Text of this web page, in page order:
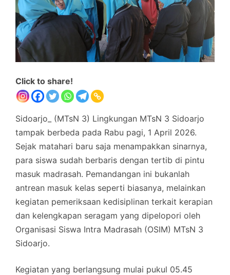
Click to share!
Sidoarjo_ (MTsN 3) Lingkungan MTsN 3 Sidoarjo
tampak berbeda pada Rabu pagi, 1 April 2026.
Sejak matahari baru saja menampakkan sinarnya,
para siswa sudah berbaris dengan tertib di pintu
masuk madrasah. Pemandangan ini bukanlah
antrean masuk kelas seperti biasanya, melainkan
kegiatan pemeriksaan kedisiplinan terkait kerapian
dan kelengkapan seragam yang dipelopori oleh
Organisasi Siswa Intra Madrasah (OSIM) MTsN 3
Sidoarjo.
Kegiatan yang berlangsung mulai pukul 05.45